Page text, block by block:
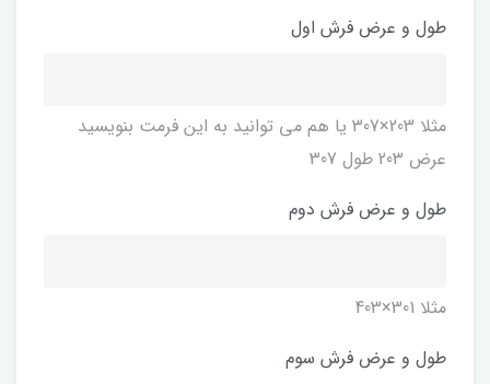
طول و عرض فرش اول
مثلا 203×307 یا هم می توانید به این فرمت بنویسید
عرض 203 طول 307
طول و عرض فرش دوم
مثلا 301×403
طول و عرض فرش سوم